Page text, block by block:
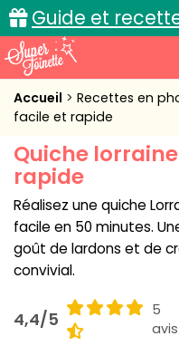
Guide et
Accueil
Cuisine pratique
L'actu cuisine
Accueil Recettes en
facile et rapide
Quiche
rapide
Réalisez une quiche
facile en 50 minutes.
goût de lardons et de
convivial.
4,4/5
5
avis